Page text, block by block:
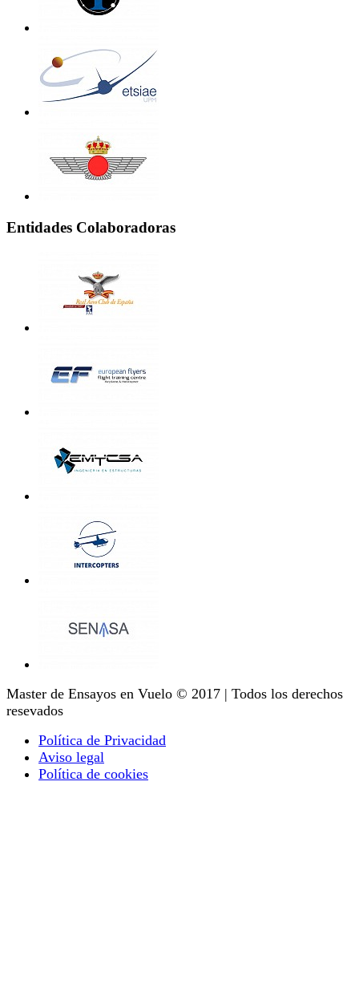
Entidades Colaboradoras
Master de Ensayos en Vuelo © 2017 | Todos los derechos
resevados
Política de Privacidad
Aviso legal
Política de cookies